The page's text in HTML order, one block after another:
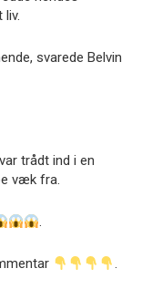
svarede Belvin
trådt ind i en
væk fra.
.
.